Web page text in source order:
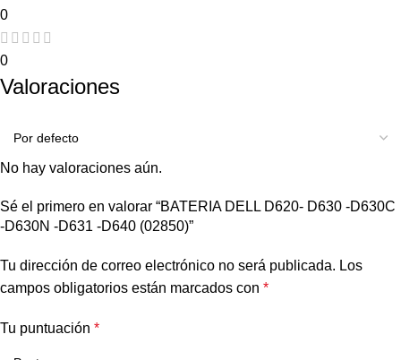
0
0
Valoraciones
No hay valoraciones aún.
Sé el primero en valorar “BATERIA DELL D620- D630 -D630C
-D630N -D631 -D640 (02850)”
Tu dirección de correo electrónico no será publicada. Los
campos obligatorios están marcados con *
Tu puntuación *